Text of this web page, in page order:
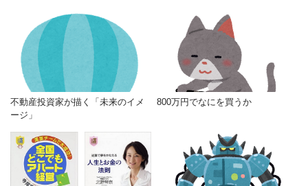
不動産投資家が描く「未来のイメ
ージ」
800万円でなにを買うか